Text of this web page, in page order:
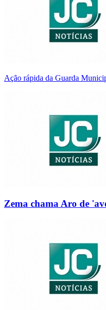
Ação rápida da Guarda
Zema chama Aro de